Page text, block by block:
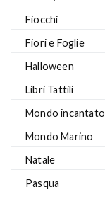
Fiocchi
Fiori e Foglie
Halloween
Libri Tattili
Mondo incantato
Mondo Marino
Natale
Pasqua